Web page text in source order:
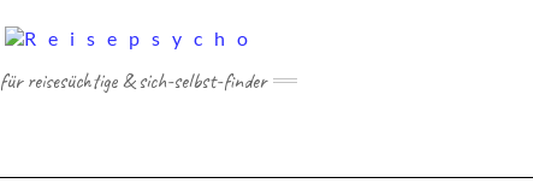
für reisesüchtige & sich-selbst-finder